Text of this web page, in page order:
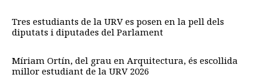
Tres estudiants de la URV es posen en la pell dels
diputats i diputades del Parlament
Míriam Ortín, del grau en Arquitectura, és escollida
millor estudiant de la URV 2026